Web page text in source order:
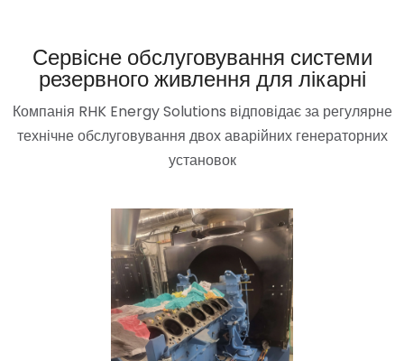
Сервісне обслуговування системи
резервного живлення для лікарні
Компанія RHK Energy Solutions відповідає за регулярне
технічне обслуговування двох аварійних генераторних
установок